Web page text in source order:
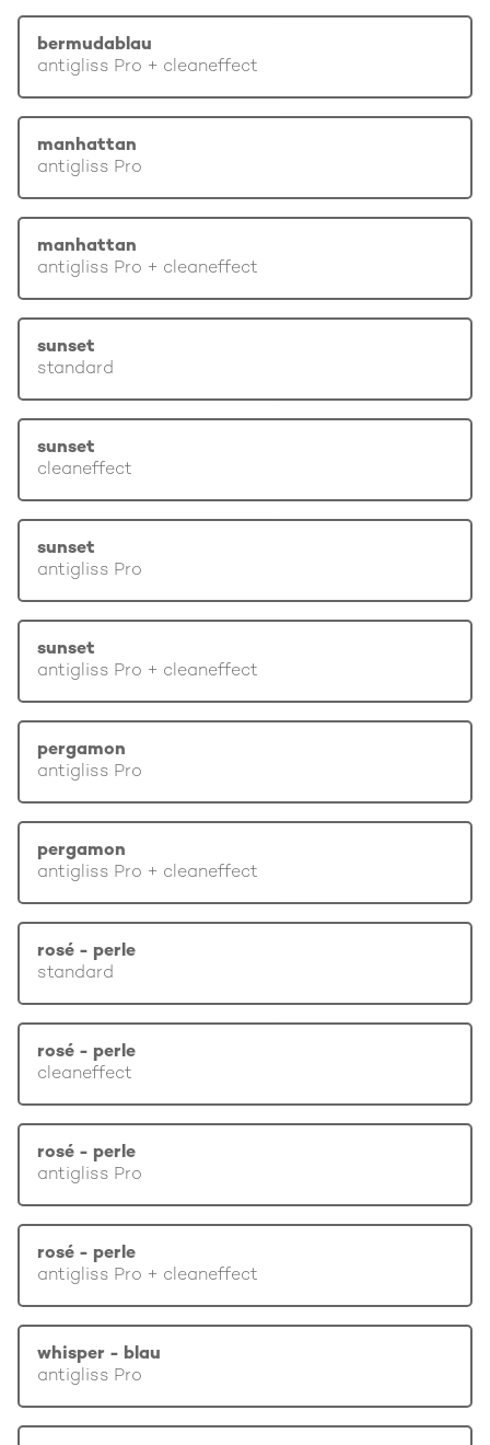
bermudablau
antigliss Pro + cleaneffect
manhattan
antigliss Pro
manhattan
antigliss Pro + cleaneffect
sunset
standard
sunset
cleaneffect
sunset
antigliss Pro
sunset
antigliss Pro + cleaneffect
pergamon
antigliss Pro
pergamon
antigliss Pro + cleaneffect
rosé - perle
standard
rosé - perle
cleaneffect
rosé - perle
antigliss Pro
rosé - perle
antigliss Pro + cleaneffect
whisper - blau
antigliss Pro